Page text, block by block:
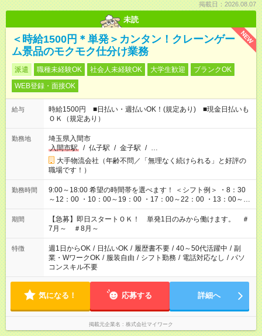
掲載日：2026.08.07
未読
NEW
＜時給1500円＊単発＞カンタン！クレーンゲー
ム景品のモクモク仕分け業務
派遣 職種未経験OK 社会人未経験OK 大学生歓迎
ブランクOK
WEB登録・面接OK
給与
時給1500円 ■日払い・週払いOK！(規定あり) ■現金日払いも
ＯＫ（規定あり）
勤務地
埼玉県入間市
入間市駅
/ 仏子駅 / 金子駅 / …
大手物流会社（年齢不問／「無理なく続けられる」と好評の
職場です！）
勤務時間
9:00～18:00 希望の時間帯を選べます！ ＜シフト例＞ ・8：30
～12：00 ・10：00～19：00 ・17：00～22：00 ・13：00～
22：00 ・22：00～翌6：00 など
期間
【急募】即日スタートＯＫ！ 単発1日のみから働けます。 ＃
7月～ ＃8月～
特徴 週1日からOK / 日払いOK / 履歴書不要 / 40～50代活躍中 / 副
業・WワークOK / 服装自由 / シフト勤務 / 電話対応なし / パソ
コンスキル不要
気になる！ 応募する 詳細へ
掲載元企業名 株式会社マイワーク